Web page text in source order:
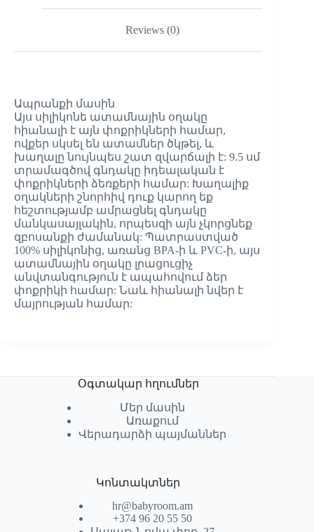
Reviews (0)
Ապրանքի մասին
Այս սիլիկոնե ատամնային օղակը
հիանալի է այն փոքրիկների համար,
ովքեր սկսել են ատամներ ծկթել, և
խաղալը նույնպես շատ զվարճալի է: 9.5 սմ
տրամագծով գնդակը իդեալական է
փոքրիկների ձեռքերի համար: Խաղալիք
օղակների շնորհիվ դուք կարող եք
հեշտությամբ ամրացնել գնդակը
մանկասայլակին, որպեսզի այն չկորցնեք
զբոսանքի ժամանակ: Պատրաստված
100% սիլիկոնից, առանց BPA-ի և PVC-ի, այս
ատամնային օղակը լրացուցիչ
անվտանգություն է ապահովում ձեր
փոքրիկի համար: Նաև հիանալի նվեր է
մայրության համար:
Օգտակար հղումներ
Մեր մասին
Առաքում
Վերադարձի պայմաններ
Կոնտակտներ
hr@babyroom.am
+374 96 20 55 50